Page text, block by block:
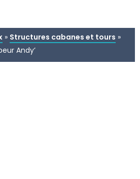
» Structures cabanes et tours »
Andy’